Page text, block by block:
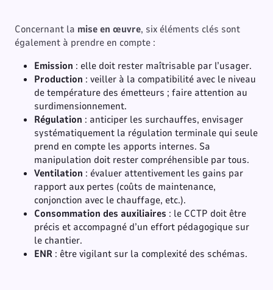
Concernant la mise en œuvre, six éléments clés sont
également à prendre en compte :
Emission : elle doit rester maîtrisable par l’usager.
Production : veiller à la compatibilité avec le niveau
de température des émetteurs ; faire attention au
surdimensionnement.
Régulation : anticiper les surchauffes, envisager
systématiquement la régulation terminale qui seule
prend en compte les apports internes. Sa
manipulation doit rester compréhensible par tous.
Ventilation : évaluer attentivement les gains par
rapport aux pertes (coûts de maintenance,
conjonction avec le chauffage, etc.).
Consommation des auxiliaires : le CCTP doit être
précis et accompagné d’un effort pédagogique sur
le chantier.
ENR : être vigilant sur la complexité des schémas.